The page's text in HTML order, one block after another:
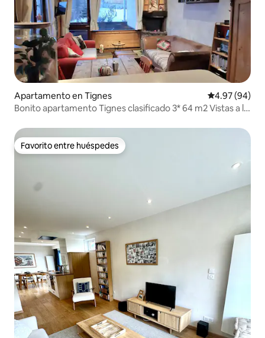
Apartamento en Tignes Calificación
4.97 (94)
Bonito apartamento Tignes clasificado 3* 64 m2 Vistas a la
Favorito entre huéspedes
Favorito entre huéspedes